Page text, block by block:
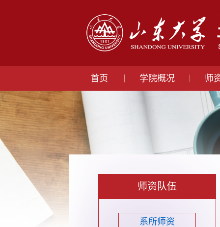
首页 学院概况 师
师资队伍
系所师资